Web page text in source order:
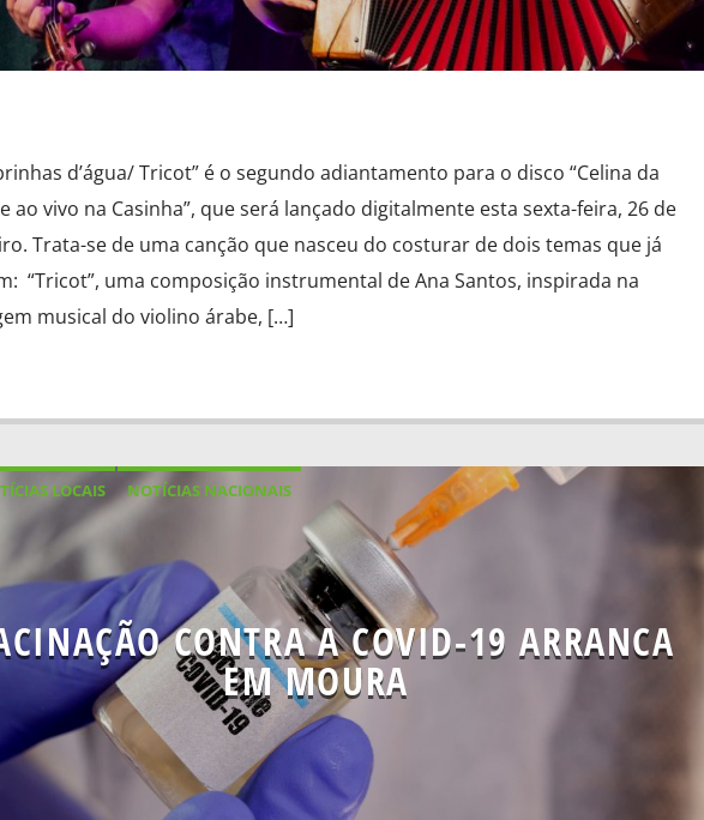
d’água/ Tricot” é o segundo adiantamento para o disco “Celina da
ao vivo na Casinha”, que será lançado digitalmente esta sexta-feira, 26 de
Trata-se de uma canção que nasceu do costurar de dois temas que já
“Tricot”, uma composição instrumental de Ana Santos, inspirada na
musical do violino árabe, […]
LOCAIS NOTÍCIAS NACIONAIS
CONTRA A COVID-19 ARRANCA
EM MOURA